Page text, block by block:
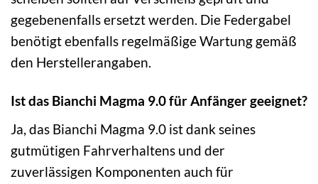
gegebenenfalls ersetzt werden. Die Federgabel
benötigt ebenfalls regelmäßige Wartung gemäß
den Herstellerangaben.
Ist das Bianchi Magma 9.0 für Anfänger geeignet?
Ja, das Bianchi Magma 9.0 ist dank seines
gutmütigen Fahrverhaltens und der
zuverlässigen Komponenten auch für